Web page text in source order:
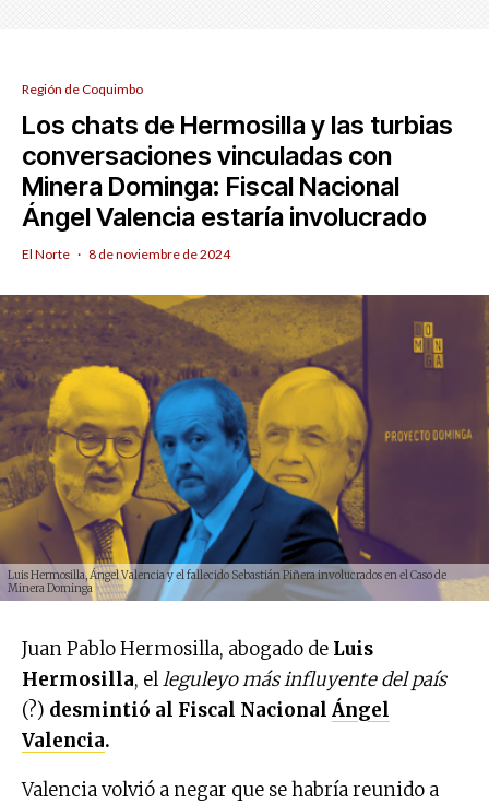
Región de Coquimbo
Los chats de Hermosilla y las turbias
conversaciones vinculadas con
Minera Dominga: Fiscal Nacional
Ángel Valencia estaría involucrado
El Norte · 8 de noviembre de 2024
Luis Hermosilla, Ángel Valencia y el fallecido Sebastián Piñera involucrados en el Caso de
Minera Dominga
Juan Pablo Hermosilla, abogado de Luis
Hermosilla, elleguleyo más influyente del país
(?) desmintió al Fiscal Nacional Ángel
Valencia.
Valencia volvió a negar que se habría reunido a